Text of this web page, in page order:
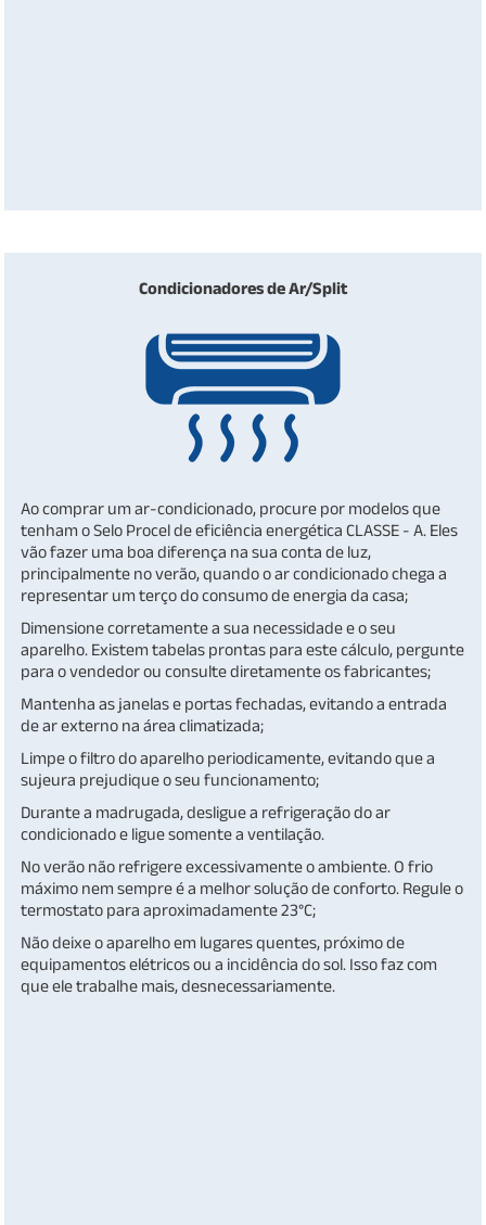
Condicionadores de Ar/Split
Ao comprar um ar-condicionado, procure por modelos que
tenham o Selo Procel de eficiência energética CLASSE - A. Eles
vão fazer uma boa diferença na sua conta de luz,
principalmente no verão, quando o ar condicionado chega a
representar um terço do consumo de energia da casa;
Dimensione corretamente a sua necessidade e o seu
aparelho. Existem tabelas prontas para este cálculo, pergunte
para o vendedor ou consulte diretamente os fabricantes;
Mantenha as janelas e portas fechadas, evitando a entrada
de ar externo na área climatizada;
Limpe o filtro do aparelho periodicamente, evitando que a
sujeura prejudique o seu funcionamento;
Durante a madrugada, desligue a refrigeração do ar
condicionado e ligue somente a ventilação.
No verão não refrigere excessivamente o ambiente. O frio
máximo nem sempre é a melhor solução de conforto. Regule o
termostato para aproximadamente 23°C;
Não deixe o aparelho em lugares quentes, próximo de
equipamentos elétricos ou a incidência do sol. Isso faz com
que ele trabalhe mais, desnecessariamente.